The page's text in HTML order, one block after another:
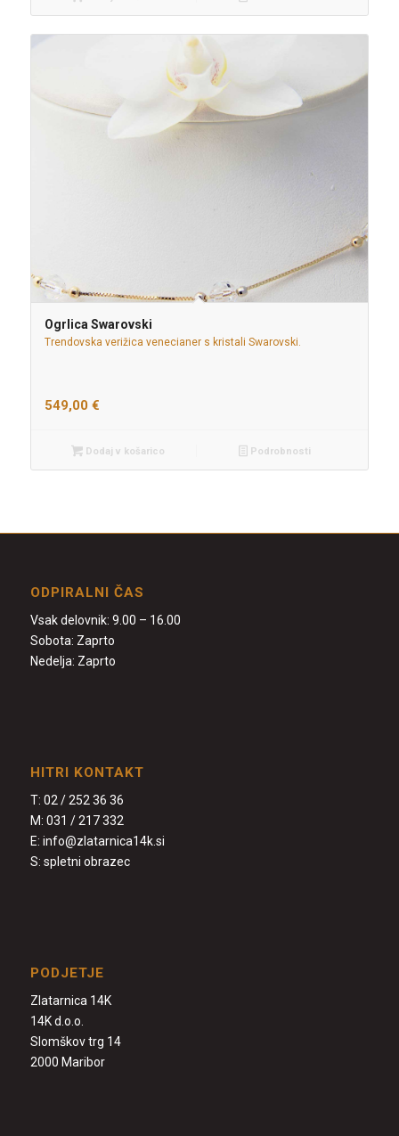
Ogrlica Swarovski
Trendovska verižica venecianer s kristali Swarovski.
549,00 €
Dodaj v košarico Podrobnosti
ODPIRALNI ČAS
Vsak delovnik: 9.00 – 16.00
Sobota: Zaprto
Nedelja: Zaprto
HITRI KONTAKT
T: 02 / 252 36 36
M: 031 / 217 332
E: info@zlatarnica14k.si
S: spletni obrazec
PODJETJE
Zlatarnica 14K
14K d.o.o.
Slomškov trg 14
2000 Maribor